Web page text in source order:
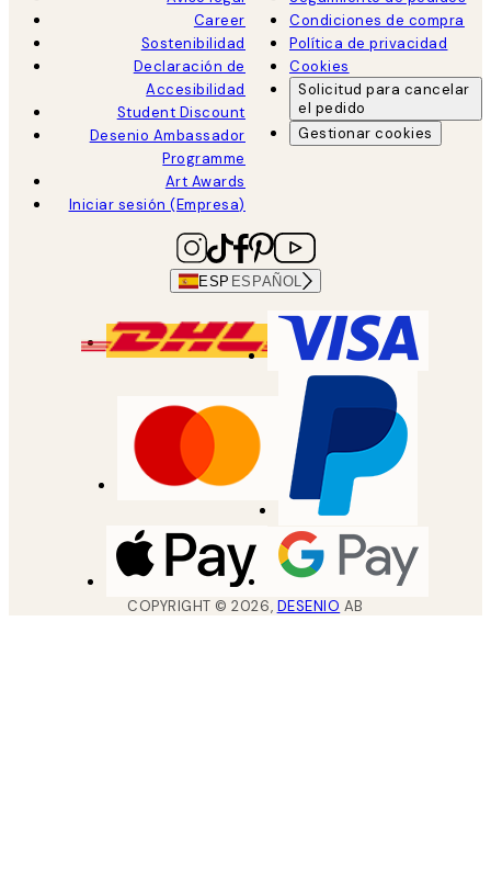
Career
Sostenibilidad
Declaración de
Accesibilidad
Student Discount
Desenio Ambassador
Programme
Art Awards
Iniciar sesión (Empresa)
Condiciones de compra
Política de privacidad
Cookies
Solicitud para cancelar
el pedido
Gestionar cookies
ESP ESPAÑOL
COPYRIGHT ©2026, DESENIO AB